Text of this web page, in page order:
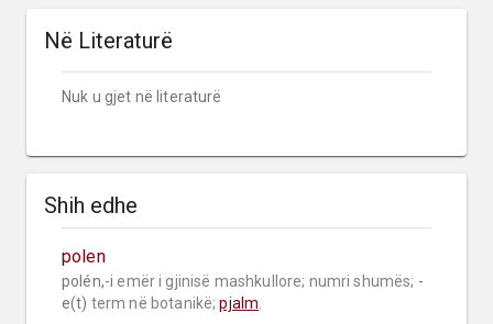
Në Literaturë
Nuk u gjet në literaturë
Shih edhe
polen
polén,-i emër i gjinisë mashkullore; numri shumës; -
e(t) term në botanikë; pjalm